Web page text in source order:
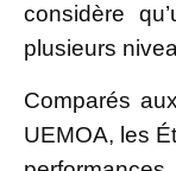
considère
plusieurs
Comparés
UEMOA, les